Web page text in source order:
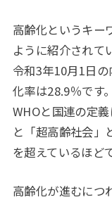
高齢化というキー
ように紹介されて
令和3年10月1日
化率は28.9％です。
WHOと国連の定
と「超高齢社会」
を超えているほど
高齢化が進むにつ